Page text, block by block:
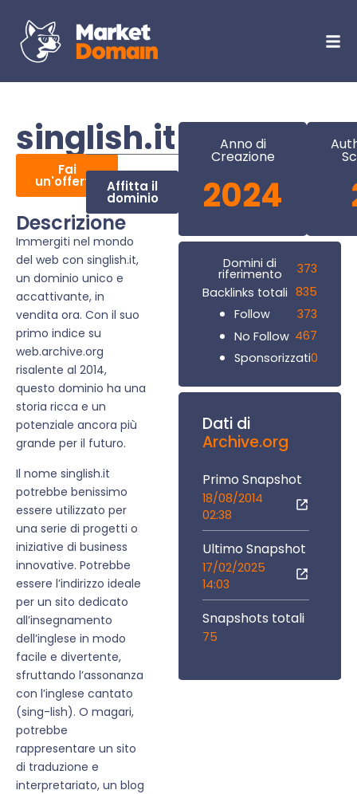
singlish.it
Fai
un'offerta Affitta il
dominio
Descrizione
Immergiti nel mondo
del web con singlish.it,
un dominio unico e
accattivante, in
vendita ora. Con il suo
primo indice su
web.archive.org
risalente al 2014,
questo dominio ha una
storia ricca e un
potenziale ancora più
grande per il futuro.
Il nome singlish.it
potrebbe benissimo
essere utilizzato per
una serie di progetti o
iniziative di business
innovative. Potrebbe
essere l’indirizzo ideale
per un sito dedicato
all’insegnamento
dell’inglese in modo
facile e divertente,
sfruttando l’assonanza
con l’inglese cantato
(sing-lish). O magari,
potrebbe
rappresentare un sito
di traduzione e
interpretariato, un blog
Anno di
Creazione
2024
Domini di
riferimento
373
Backlinks totali 835
Follow
373
No Follow 467
Sponsorizzati0
Dati di
Archive.org
Primo Snapshot
18/08/2014
02:38
Ultimo Snapshot
17/02/2025
14:03
Snapshots totali
75